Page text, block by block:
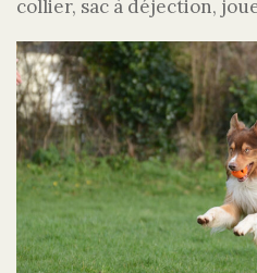
collier, sac à déjection,